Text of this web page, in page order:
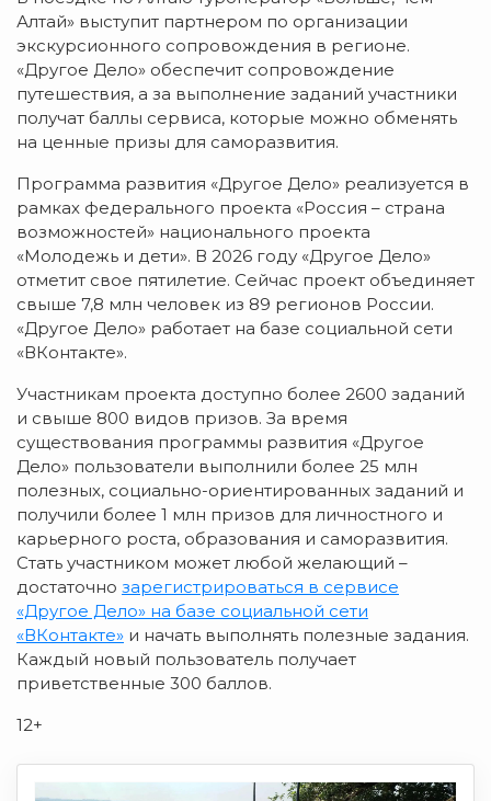
Алтай» выступит партнером по организации
экскурсионного сопровождения в регионе.
«Другое Дело» обеспечит сопровождение
путешествия, а за выполнение заданий участники
получат баллы сервиса, которые можно обменять
на ценные призы для саморазвития.
Программа развития «Другое Дело» реализуется в
рамках федерального проекта «Россия – страна
возможностей» национального проекта
«Молодежь и дети». В 2026 году «Другое Дело»
отметит свое пятилетие. Сейчас проект объединяет
свыше 7,8 млн человек из 89 регионов России.
«Другое Дело» работает на базе социальной сети
«ВКонтакте».
Участникам проекта доступно более 2600 заданий
и свыше 800 видов призов. За время
существования программы развития «Другое
Дело» пользователи выполнили более 25 млн
полезных, социально-ориентированных заданий и
получили более 1 млн призов для личностного и
карьерного роста, образования и саморазвития.
Стать участником может любой желающий –
достаточно зарегистрироваться в сервисе
«Другое Дело» на базе социальной сети
«ВКонтакте» и начать выполнять полезные задания.
Каждый новый пользователь получает
приветственные 300 баллов.
12+